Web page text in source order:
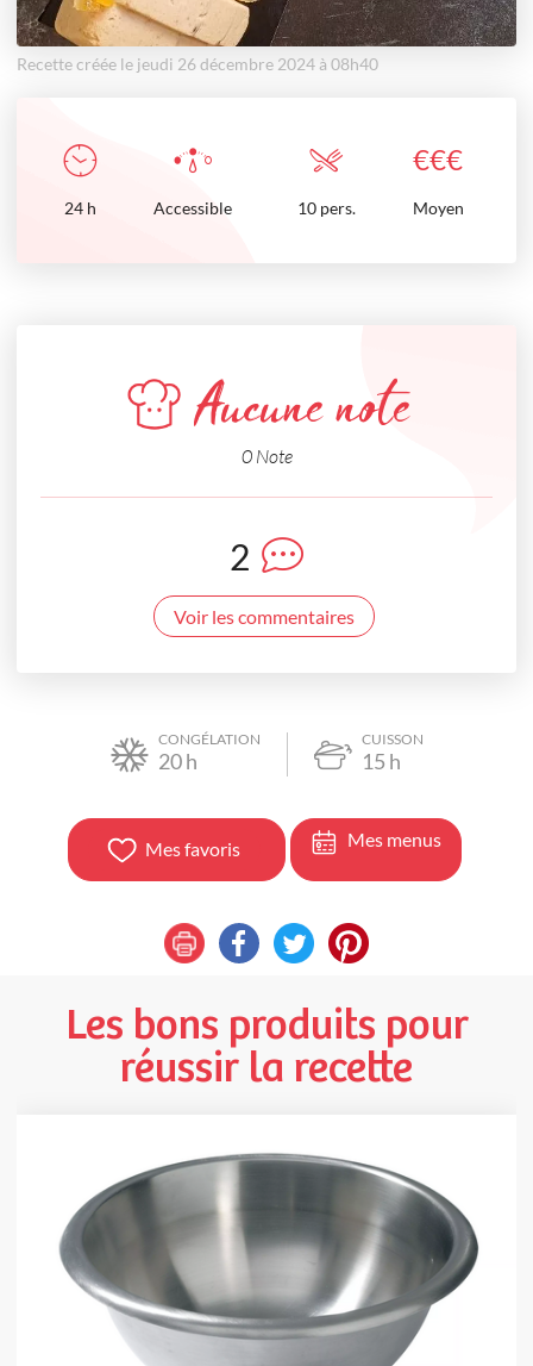
Recette créée le jeudi 26 décembre 2024 à 08h40
€€€
24 h Accessible 10 pers. Moyen
Aucune note
0 Note
2
Voir les commentaires
CONGÉLATION
20h
CUISSON
15 h
Mes favoris Mes menus
Les bons produits pour
réussir la recette